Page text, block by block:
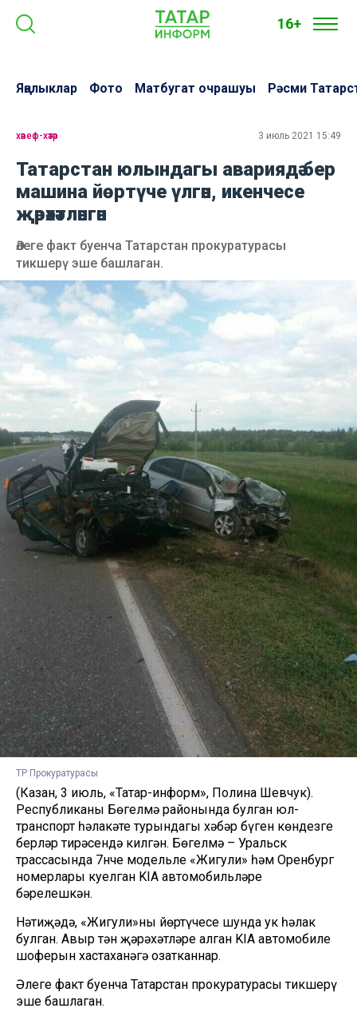
16+
Яңалыклар Фото Матбугат очрашуы Рәсми
хәвеф-хәтәр 3 июль 2021 15:49
Татарстан юлындагы авариядә бер
машина йөртүче үлгән, икенчесе
җәрәхәтләнгән
Әлеге факт буенча Татарстан прокуратурасы
тикшерү эше башлаган.
ТР Прокуратурасы
(Казан, 3 июль, «Татар-информ», Полина Шевчук).
Республиканың Бөгелмә районында булган юл-
транспорт һәлакәте турындагы хәбәр бүген көндезге
берләр тирәсендә килгән. Бөгелмә – Уральск
трассасында 7нче модельле «Жигули» һәм Оренбург
номерлары куелган KIA автомобильләре
бәрелешкән.
Нәтиҗәдә, «Жигули»ның йөртүчесе шунда ук һәлак
булган. Авыр тән җәрәхәтләре алган KIA автомобиле
шоферын хастаханәгә озатканнар.
Әлеге факт буенча Татарстан прокуратурасы тикшерү
эше башлаган.